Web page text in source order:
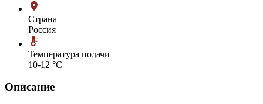
Страна
Россия
Температура подачи
10-12 °С
Описание